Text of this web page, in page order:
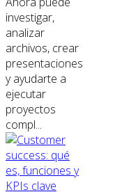
investigar,
analizar
archivos, crear
presentaciones
y ayudarte a
ejecutar
proyectos
compl...